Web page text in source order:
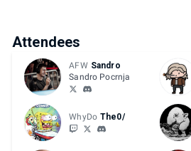
Attendees
AFW Sandro
Sandro Pocrnja
WhyDo The0/